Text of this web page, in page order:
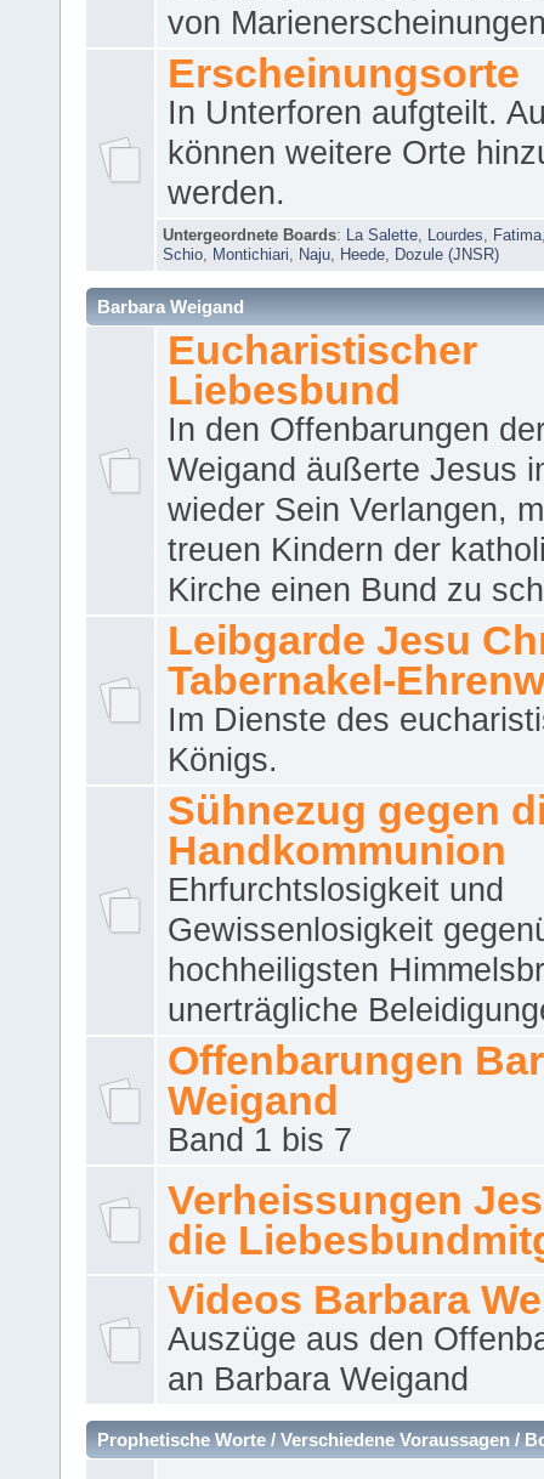
von
Erscheinungsorte
In Unterforen aufgteilt.
können weitere Orte
werden.
Untergeordnete Boards: La Salette Lourdes Fatima
Schio
Montichiari Naju Heede Dozule (JNSR)
Barbara Weigand
Eucharistischer
Liebesbund
In den Offenbarungen
Weigand äußerte Jesus
wieder Sein Verlangen,
treuen Kindern der
Kirche einen Bund zu
Leibgarde Jesu
Tabernakel-
Im Dienste des
Königs.
Sühnezug gegen
Handkommunion
Ehrfurchtslosigkeit und
Gewissenlosigkeit
hochheiligsten
unerträgliche
Offenbarungen
Weigand
Band 1 bis 7
Verheissungen
die
Videos Barbara
Auszüge aus den
an Barbara Weigand
Prophetische Worte / Verschiedene Voraussagen /